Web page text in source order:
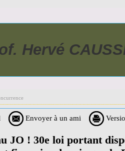
Hervé
Envoyer à un ami
JO ! 30e loi portant